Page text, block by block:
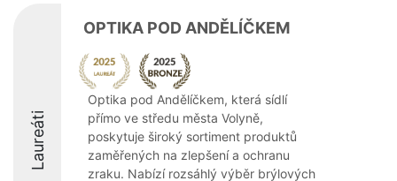
Laureáti
OPTIKA POD ANDĚLÍČKEM
Optika pod Andělíčkem, která sídlí
přímo ve středu města Volyně,
poskytuje široký sortiment produktů
zaměřených na zlepšení a ochranu
zraku. Nabízí rozsáhlý výběr brýlových